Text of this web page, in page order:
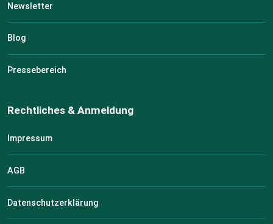
Newsletter
Blog
Pressebereich
Rechtliches & Anmeldung
Impressum
AGB
Datenschutzerklärung